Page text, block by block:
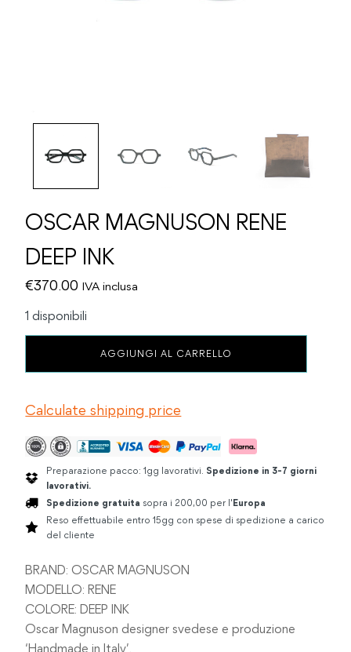
OSCAR MAGNUSON RENE
DEEP INK
€370.00 IVA inclusa
1 disponibili
INK
AGGIUNGI AL CARRELLO
Calculate shipping price
Preparazione pacco: 1gg lavorativi. Spedizione in 3-7 giorni
lavorativi.
Spedizione gratuita sopra i 200,00 per l'Europa
Reso effettuabile entro 15gg con spese di spedizione a carico
del cliente
BRAND: OSCAR MAGNUSON
MODELLO: RENE
COLORE: DEEP INK
Oscar Magnuson designer svedese e produzione
‘Handmade in Italy’.